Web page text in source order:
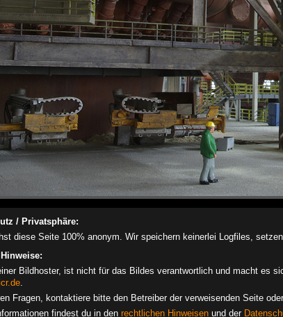
/ Privatsphäre:
diese Seite 100% anonym. Wir speichern keinerlei Logfiles,
Bildhoster, ist nicht für das Bildes verantwortlich und macht es
.
Fragen, kontaktiere bitte den Betreiber der verweisenden Seite
findest du in den rechtlichen Hinweisen und der